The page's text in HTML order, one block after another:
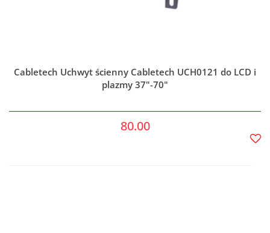
Cabletech Uchwyt ścienny Cabletech UCH0121 do LCD i
plazmy 37"-70"
80.00